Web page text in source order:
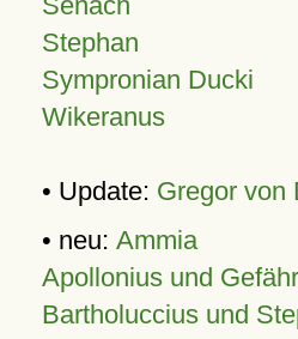
Stephan
Sympronian Ducki
Wikeranus
• Update: Gregor von
• neu: Ammia
Apollonius und
Bartholuccius und